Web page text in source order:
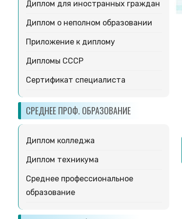
Диплом для иностранных граждан
Диплом о неполном образовании
Приложение к диплому
Дипломы СССР
Сертификат специалиста
СРЕДНЕЕ ПРОФ. ОБРАЗОВАНИЕ
Диплом колледжа
Диплом техникума
Среднее профессиональное
образование